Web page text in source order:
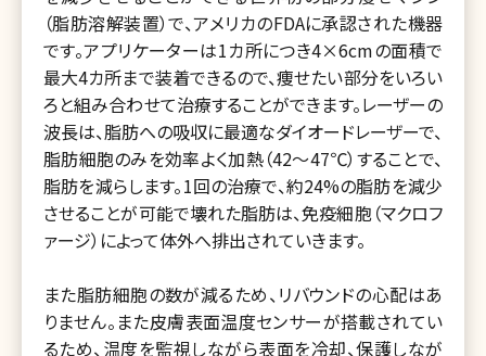
（脂肪溶解装置）で、アメリカのFDAに承認された機器
です。アプリケーターは1カ所につき4×6cmの面積で
最大4カ所まで装着できるので、痩せたい部分をいろい
ろと組み合わせて治療することができます。レーザーの
波長は、脂肪への吸収に最適なダイオードレーザーで、
脂肪細胞のみを効率よく加熱（42～47℃）することで、
脂肪を減らします。1回の治療で、約24%の脂肪を減少
させることが可能で壊れた脂肪は、免疫細胞（マクロフ
ァージ）によって体外へ排出されていきます。
また脂肪細胞の数が減るため、リバウンドの心配はあ
りません。また皮膚表面温度センサーが搭載されてい
るため、温度を監視しながら表面を冷却、保護しなが